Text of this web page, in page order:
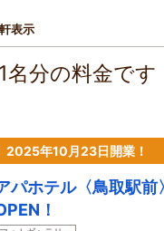
表示
名分の料金で
2025年10月23日開業！
パホテル〈鳥取駅
！